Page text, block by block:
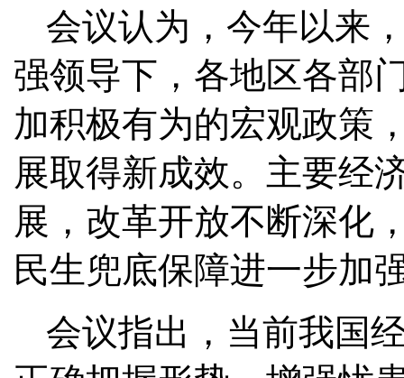
会议认为，今年以来
强领导下，各地区各部
加积极有为的宏观政策
展取得新成效。主要经
展，改革开放不断深化
民生兜底保障进一步加
会议指出，当前我国